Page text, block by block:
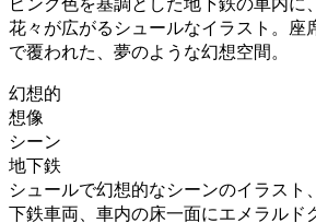
花々が広がるシュールなイラスト。座
で覆われた、夢のような幻想空間。
幻想的
想像
シーン
地下鉄
シュールで幻想的なシーンのイラスト
下鉄車両、車内の床一面にエメラルド